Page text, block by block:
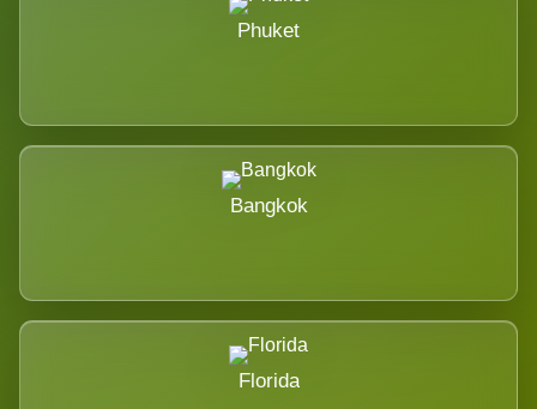
Phuket
Bangkok
Florida